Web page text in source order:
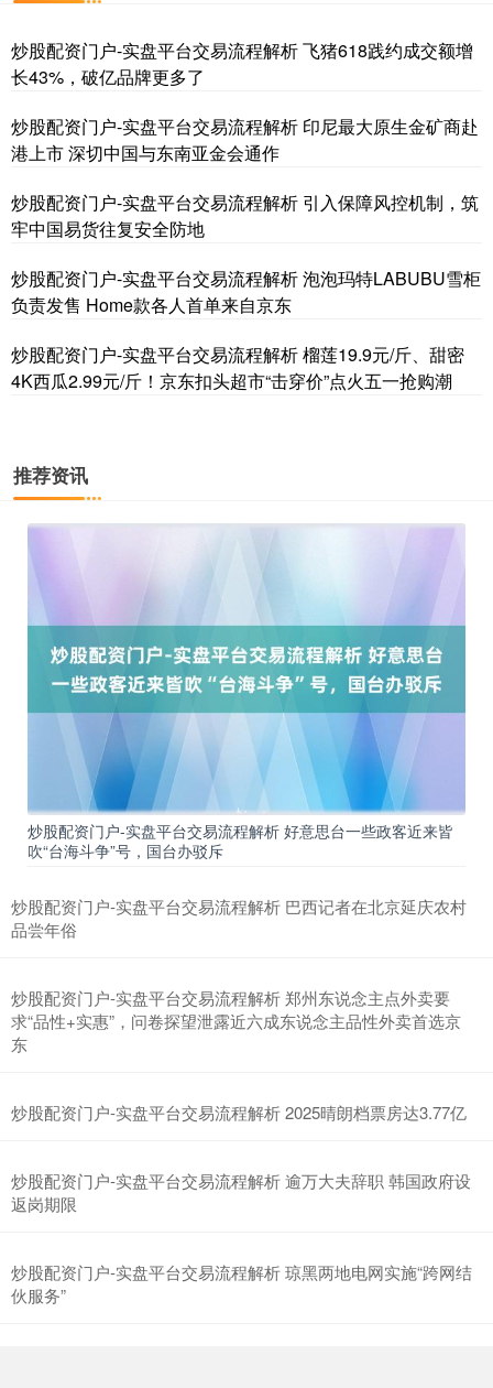
炒股配资门户-实盘平台交易流程解析 飞猪618践约成交额增
长43%，破亿品牌更多了
炒股配资门户-实盘平台交易流程解析 印尼最大原生金矿商赴
港上市 深切中国与东南亚金会通作
炒股配资门户-实盘平台交易流程解析 引入保障风控机制，筑
牢中国易货往复安全防地
炒股配资门户-实盘平台交易流程解析 泡泡玛特LABUBU雪柜
负责发售 Home款各人首单来自京东
炒股配资门户-实盘平台交易流程解析 榴莲19.9元/斤、甜密
4K西瓜2.99元/斤！京东扣头超市“击穿价”点火五一抢购潮
推荐资讯
炒股配资门户-实盘平台交易流程解析 好意思台一些政客近来皆
吹“台海斗争”号，国台办驳斥
炒股配资门户-实盘平台交易流程解析 巴西记者在北京延庆农村
品尝年俗
炒股配资门户-实盘平台交易流程解析 郑州东说念主点外卖要
求“品性+实惠”，问卷探望泄露近六成东说念主品性外卖首选京
东
炒股配资门户-实盘平台交易流程解析 2025晴朗档票房达3.77亿
炒股配资门户-实盘平台交易流程解析 逾万大夫辞职 韩国政府设
返岗期限
炒股配资门户-实盘平台交易流程解析 琼黑两地电网实施“跨网结
伙服务”